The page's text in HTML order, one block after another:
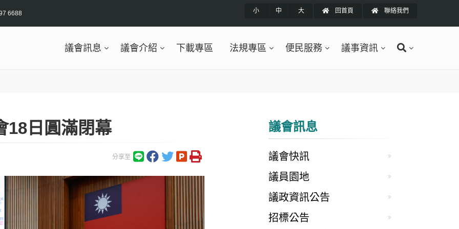
6688 小 中 大 回首頁 聯絡我們
議會訊息 議會介紹 下載專區 法規專區 便民服務 議事資訊
18日圓滿閉幕
分享至
議會訊息
議會快訊
議員園地
議政資訊公告
招標公告